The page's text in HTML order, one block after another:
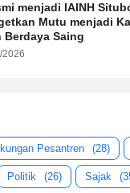
menjadi IAINH
Mutu menjadi
Berdaya Saing
2026
Pesantren (28)
Politik (26) Sajak